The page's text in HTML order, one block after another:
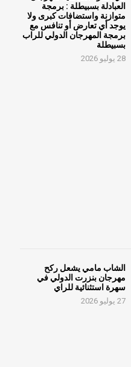
العبادلة بسبيطلة : برمجة
متوازنة واستضافات كبرى ولا
يوجد أي تعارض أو تنافس مع
برمجة المهرجان الدولي للراب
بسبيطلة
28 يوليو 2026
الشاب مامي يشعل ركح
مهرجان بنزرت الدولي في
سهرة استثنائية للراي
27 يوليو 2026